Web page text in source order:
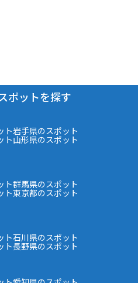
ポットを探す
ト岩手県のスポット
ト山形県のスポット
ト群馬県のスポット
ト東京都のスポット
ト石川県のスポット
ト長野県のスポット